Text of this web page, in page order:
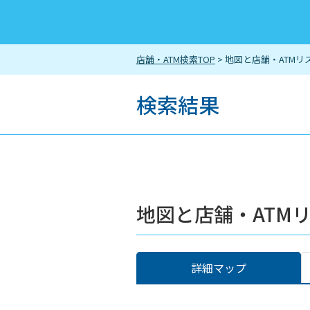
店舗・ATM検索TOP > 地図と店舗・ATMリ
検索結果
地図と店舗・ATM
詳細マップ